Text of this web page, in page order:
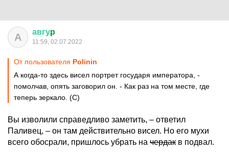
А авгуp
11:59, 02.07.2022
От пользователя Polinin
А когда-то здесь висел портрет государя императора, -
помолчав, опять заговорил он. - Как раз на том месте, где
теперь зеркало. (С)
Вы изволили справедливо заметить, – ответил
Паливец, – он там действительно висел. Но его мухи
всего обосрали, пришлось убрать на чердак в подвал.